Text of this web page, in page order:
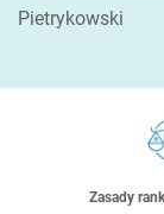
Pietrykowski
Zasady